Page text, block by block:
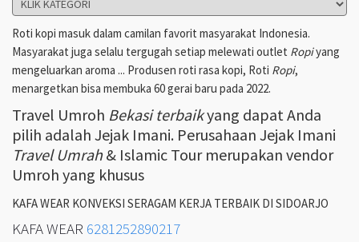
Roti kopi masuk dalam camilan favorit masyarakat Indonesia.
Masyarakat juga selalu tergugah setiap melewati outlet Ropiyang
mengeluarkan aroma ... Produsen roti rasa kopi, Roti Ropi,
menargetkan bisa membuka 60 gerai baru pada 2022.
Travel Umroh Bekasi terbaikyang dapat Anda
pilih adalah Jejak Imani. Perusahaan Jejak Imani
Travel Umrah& Islamic Tour merupakan vendor
Umroh yang khusus
KAFA WEAR KONVEKSI SERAGAM KERJA TERBAIK DI SIDOARJO
KAFA WEAR 6281252890217